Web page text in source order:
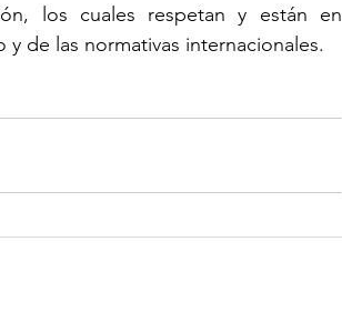
los cuales respetan y están en
de las normativas internacionales.